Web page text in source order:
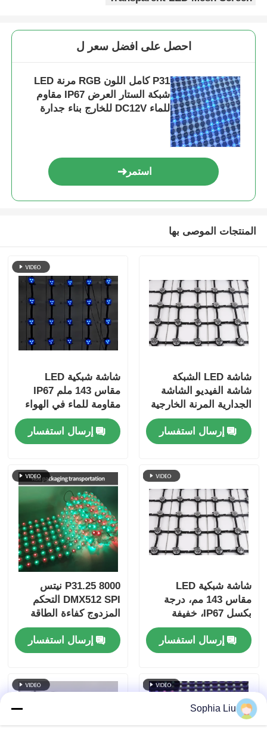
احصل على افضل سعر ل
P31 كامل اللون RGB مرنة LED
شبكة الستار العرض IP67 مقاوم
للماء DC12V للخارج بناء جدارة
استمر
المنتجات الموصى بها
شاشة LED الشبكة
شاشة الفيديو الشاشة
الجدارية المرنة الخارجية
الشفافة الستار لوحة
إعلانية للمبنىإرسال استفسار
شاشة شبكية LED
مقاس 143 ملم IP67
مقاومة للماء في الهواء
الطلق وشفافة لمشاريع
الرؤية الليلية للسياحة
الثقافية
إرسال استفسار
شاشة شبكية LED
مقاس 143 مم، درجة
بكسل IP67، خفيفة
الوزن للغاية، شاشة كبيرة
خارجية للمشاريع
الإبداعية ذات المناظر
إرسال استفسار
P31.25 8000 نيتس
DMX512 SPI التحكم
المزدوج كفاءة الطاقة
منخفضة الطاقة في
الخارج شاشة الشبكة
LED
إرسال استفسار
Sophia Liu